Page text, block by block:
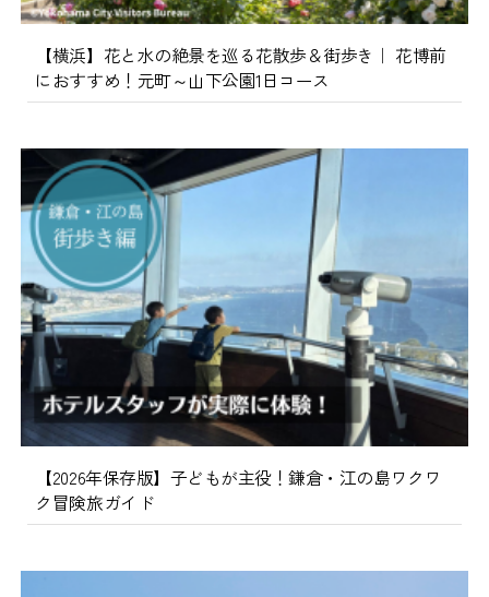
【横浜】花と水の絶景を巡る花散歩＆街歩き｜ 花博前
におすすめ！元町～山下公園1日コース
【2026年保存版】子どもが主役！鎌倉・江の島ワクワ
ク冒険旅ガイド